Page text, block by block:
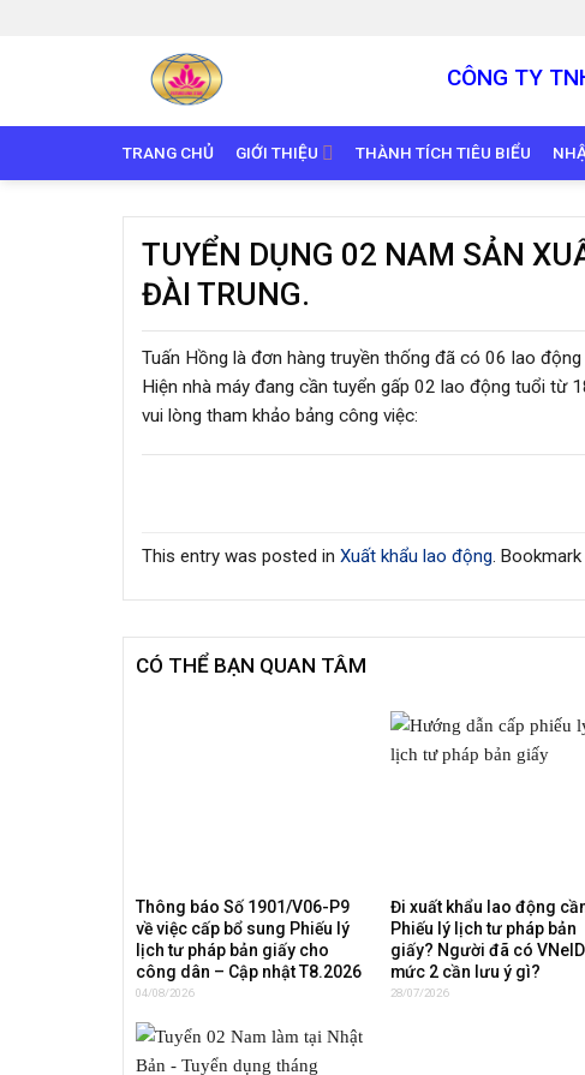
CÔNG TY
TRANG CHỦ GIỚI THIỆU THÀNH TÍCH TIÊU BIỂU
TUYỂN DỤNG 02 NAM SẢN
ĐÀI TRUNG.
Tuấn Hồng là đơn hàng truyền thống đã có 06 lao
Hiện nhà máy đang cần tuyển gấp 02 lao động tuổi từ
vui lòng tham khảo bảng công việc:
This entry was posted in Xuất khẩu lao động. Bookmark
CÓ THỂ BẠN QUAN TÂM
Thông báo Số 1901/V06-P9
về việc cấp bổ sung Phiếu lý
lịch tư pháp bản giấy cho
công dân – Cập nhật T8.2026
04/08/2026
Đi xuất khẩu lao động
Phiếu lý lịch tư pháp bản
giấy? Người đã có VNeID
mức 2 cần lưu ý gì?
28/07/2026